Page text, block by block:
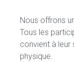
Nous offrons
Tous les
convient à leur
physique.